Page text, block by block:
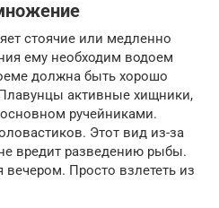
стоячие или медленно
ему необходим водоем
должна быть хорошо
Плавунцы активные хищники,
ручейниками.
Этот вид из-за
вредит разведению рыбы.
Просто взлететь из